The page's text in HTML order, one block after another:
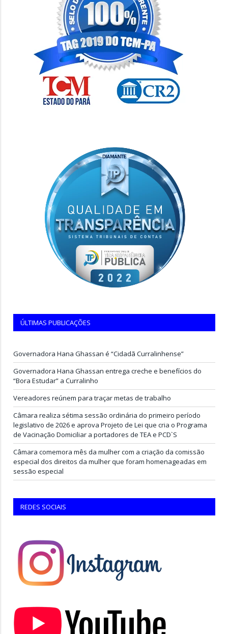
ÚLTIMAS PUBLICAÇÕES
Governadora Hana Ghassan é “Cidadã Curralinhense”
Governadora Hana Ghassan entrega creche e benefícios do
“Bora Estudar” a Curralinho
Vereadores reúnem para traçar metas de trabalho
Câmara realiza sétima sessão ordinária do primeiro período
legislativo de 2026 e aprova Projeto de Lei que cria o Programa
de Vacinação Domiciliar a portadores de TEA e PCD`S
Câmara comemora mês da mulher com a criação da comissão
especial dos direitos da mulher que foram homenageadas em
sessão especial
REDES SOCIAIS